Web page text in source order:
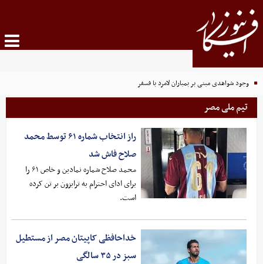
وجود شواهدی مبنی بر بمباران لامرد با فسفر
تیم ملی مصر
راز انتخاب شماره ۶۱ توسط محمد
صلاح فاش شد
محمد صلاح شماره نمادین و خاص ۶۱ را
برای ادای احترام به ترابزون بر تن کرده
است.
خداحافظی کاپیتان مصر از مستطیل
سبز در ۳۵ سالگی